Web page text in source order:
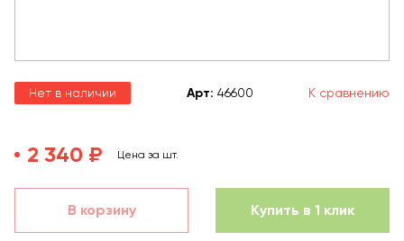
Нет в наличии Арт: 46600 К сравнению
2 340 ₽ Цена за шт.
В корзину Купить в 1 клик